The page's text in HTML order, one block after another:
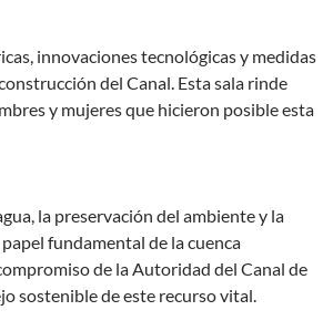
innovaciones tecnológicas y medidas
del Canal. Esta sala rinde
y mujeres que hicieron posible esta
la preservación del ambiente y la
fundamental de la cuenca
de la Autoridad del Canal de
sostenible de este recurso vital.